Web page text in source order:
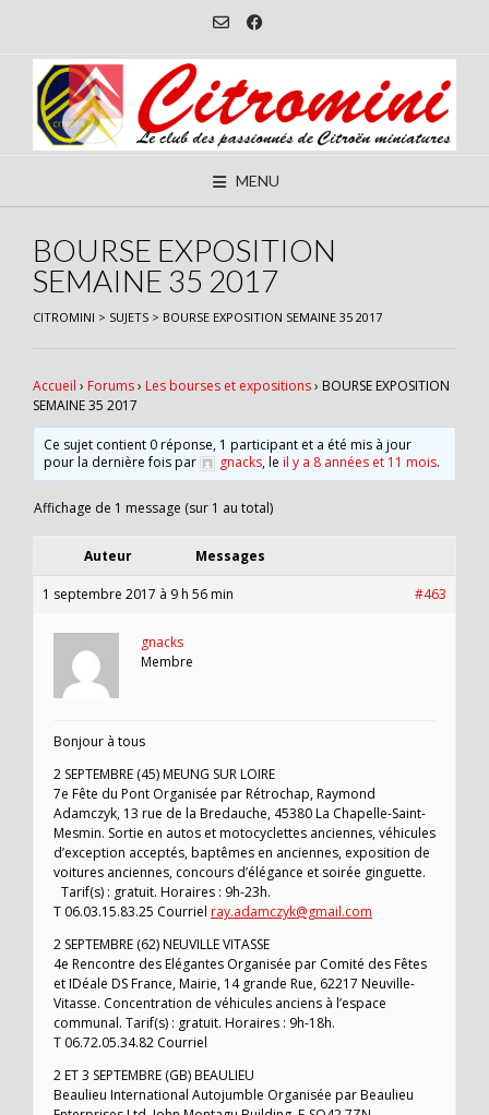
content
MENU
BOURSE EXPOSITION
SEMAINE 35 2017
CITROMINI > SUJETS > BOURSE EXPOSITION SEMAINE 35 2017
Accueil › Forums› Les bourses et expositions› BOURSE EXPOSITION
SEMAINE 35 2017
Ce sujet contient 0 réponse, 1 participant et a été mis à jour
pour la dernière fois par
gnacks, leil y a 8 années et 11 mois.
Affichage de 1 message (sur 1 au total)
Auteur Messages
1 septembre 2017 à 9 h 56 min #463
gnacks
Membre
Bonjour à tous
2 SEPTEMBRE (45) MEUNG SUR LOIRE
7e Fête du Pont Organisée par Rétrochap, Raymond
Adamczyk, 13 rue de la Bredauche, 45380 La Chapelle-Saint-
Mesmin. Sortie en autos et motocyclettes anciennes, véhicules
d’exception acceptés, baptêmes en anciennes, exposition de
voitures anciennes, concours d’élégance et soirée ginguette.
Tarif(s) : gratuit. Horaires : 9h-23h.
T 06.03.15.83.25 Courriel ray.adamczyk@gmail.com
2 SEPTEMBRE (62) NEUVILLE VITASSE
4e Rencontre des Elégantes Organisée par Comité des Fêtes
et IDéale DS France, Mairie, 14 grande Rue, 62217 Neuville-
Vitasse. Concentration de véhicules anciens à l’espace
communal. Tarif(s) : gratuit. Horaires : 9h-18h.
T 06.72.05.34.82 Courriel
2 ET 3 SEPTEMBRE (GB) BEAULIEU
Beaulieu International Autojumble Organisée par Beaulieu